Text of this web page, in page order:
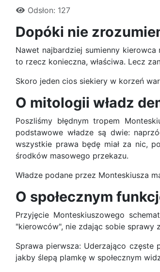
Odsłon: 127
Dopóki nie
Nawet najbardziej sumienny
to rzecz konieczna, właściwa. Lecz
Skoro jeden cios siekiery w korzeń
O mitologii władz
Poszliśmy błędnym tropem
podstawowe władze są dwie:
wszystkie prawa będę miał za nic,
środków masowego przekazu.
Władze podane przez Monteskiusza
O społecznym
Przyjęcie Monteskiuszowego
"kierowców", nie zdając sobie sprawy
Sprawa pierwsza: Uderzająco częste
jakby ślepą plamkę w społecznym